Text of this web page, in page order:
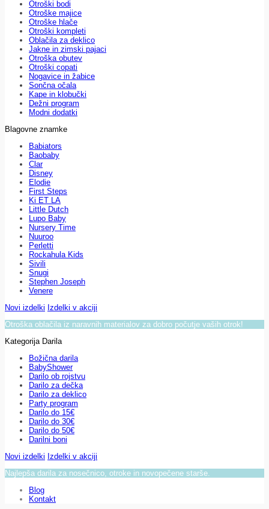
Otroški bodi
Otroške majice
Otroške hlače
Otroški kompleti
Oblačila za deklico
Jakne in zimski pajaci
Otroška obutev
Otroški copati
Nogavice in žabice
Sončna očala
Kape in klobučki
Dežni program
Modni dodatki
Blagovne znamke
Babiators
Baobaby
Clar
Disney
Elodie
First Steps
Ki ET LA
Little Dutch
Lupo Baby
Nursery Time
Nuuroo
Perletti
Rockahula Kids
Sivili
Snugi
Stephen Joseph
Venere
Novi izdelki Izdelki v akciji
Otroška oblačila iz naravnih materialov za dobro počutje vaših otrok!
Kategorija Darila
Božična darila
BabyShower
Darilo ob rojstvu
Darilo za dečka
Darilo za deklico
Party program
Darilo do 15€
Darilo do 30€
Darilo do 50€
Darilni boni
Novi izdelki Izdelki v akciji
Najlepša darila za nosečnico, otroke in novopečene starše.
Blog
Kontakt